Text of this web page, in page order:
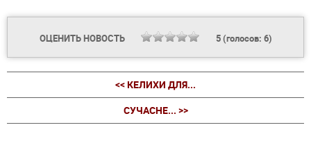
ОЦЕНИТЬ НОВОСТЬ 5(голосов: 6)
<< КЕЛИХИ ДЛЯ...
СУЧАСНЕ... >>